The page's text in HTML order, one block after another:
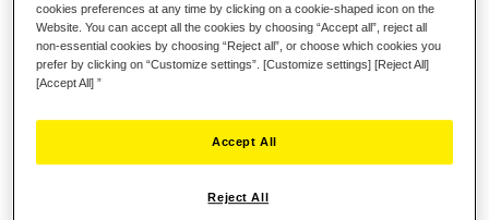
cookies preferences at any time by clicking on a cookie-shaped icon on the
Website. You can accept all the cookies by choosing “Accept all”, reject all
non-essential cookies by choosing “Reject all”, or choose which cookies you
prefer by clicking on “Customize settings”. [Customize settings] [Reject All]
[Accept All] ”
Reject All
Accept All